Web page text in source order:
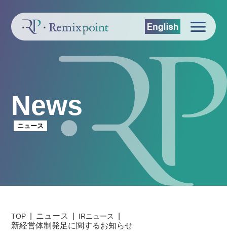
News
ニュース
TOP ニュース IRニュース
新経営体制発足に関するお知らせ